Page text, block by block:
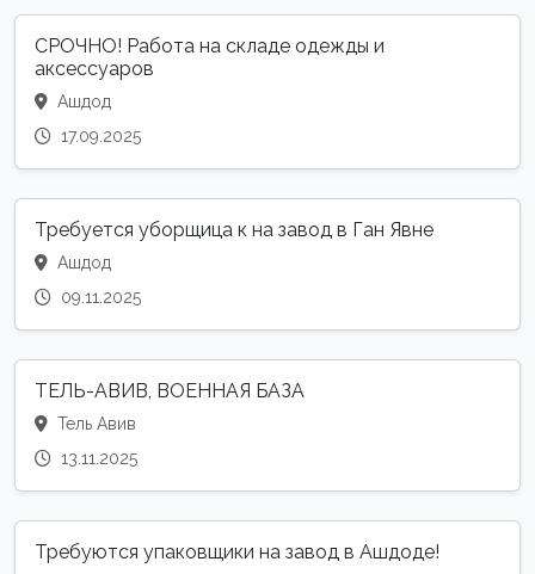
СРОЧНО! Работа на складе одежды и
аксессуаров
Ашдод
17.09.2025
Требуется уборщица к на завод в Ган Явне
Ашдод
09.11.2025
ТЕЛЬ-АВИВ, ВОЕННАЯ БАЗА
Тель Авив
13.11.2025
Требуются упаковщики на завод в Ашдоде!